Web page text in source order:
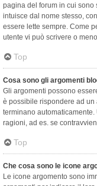
pagina del forum in cui sono
intuisce dal nome stesso,
essere lette sempre. Come
utente vi può scrivere o
Top
Cosa sono gli argomenti
Gli argomenti possono
è possibile rispondere ad
terminano
ragioni, ad es. se
Top
Che cosa sono le icone
Le icone argomento sono